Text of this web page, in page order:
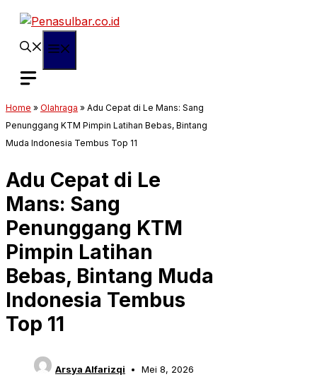
Langsung
Home » Olahraga » Adu Cepat di Le Mans: Sang
Penunggang KTM Pimpin Latihan Bebas, Bintang
Muda Indonesia Tembus Top 11
Adu Cepat di Le
Mans: Sang
Penunggang KTM
Pimpin Latihan
Bebas, Bintang Muda
Indonesia Tembus
Top 11
Arsya Alfarizqi Mei 8, 2026